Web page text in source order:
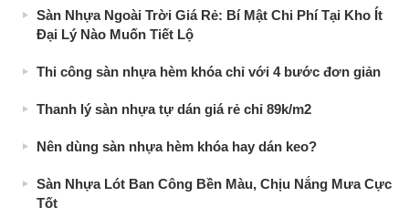
Sàn Nhựa Ngoài Trời Giá Rẻ: Bí Mật Chi Phí Tại Kho Ít
Đại Lý Nào Muốn Tiết Lộ
Thi công sàn nhựa hèm khóa chỉ với 4 bước đơn giản
Thanh lý sàn nhựa tự dán giá rẻ chỉ 89k/m2
Nên dùng sàn nhựa hèm khóa hay dán keo?
Sàn Nhựa Lót Ban Công Bền Màu, Chịu Nắng Mưa Cực
Tốt